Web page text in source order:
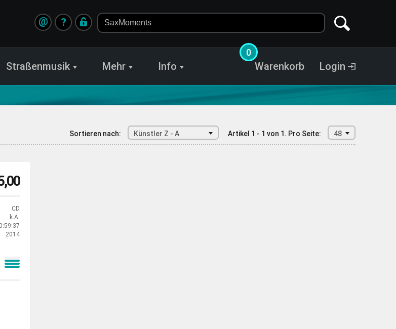
?
@
Straßenmusik Mehr Info Login
Warenkorb
0
Sortieren nach: Künstler Z - A Artikel 1 - 1 von 1. Pro Seite: 48
CD
k.A.
0:59:37
2014